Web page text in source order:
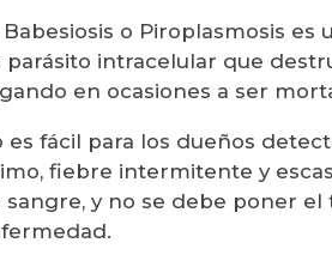
Babesiosis o Piroplasmosis
parásito intracelular que
en ocasiones a ser
es fácil para los dueños
fiebre intermitente y
sangre, y no se debe poner